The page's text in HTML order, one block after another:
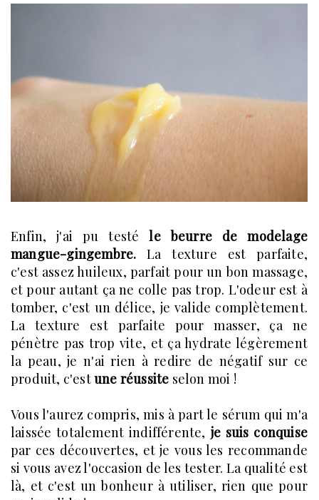
Enfin, j'ai pu testéle beurre de modelage
mangue-gingembre.La texture est parfaite,
c'est assez huileux, parfait pour un bon massage,
et pour autant ça ne colle pas trop. L'odeur est à
tomber, c'est un délice, je valide complètement.
La texture est parfaite pour masser, ça ne
pénètre pas trop vite, et ça hydrate légèrement
la peau, je n'ai rien à redire de négatif sur ce
produit, c'estune réussite selon moi !
Vous l'aurez compris, mis à part le sérum qui m'a
laissée totalement indifférente, je suis conquise
par ces découvertes, et je vous les recommande
si vous avez l'occasion de les tester. La qualité est
là, et c'est un bonheur à utiliser, rien que pour